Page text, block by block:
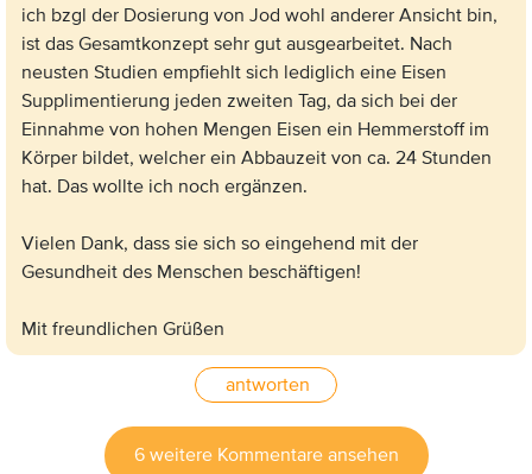
ich bzgl der Dosierung von Jod wohl anderer Ansicht bin,
ist das Gesamtkonzept sehr gut ausgearbeitet. Nach
neusten Studien empfiehlt sich lediglich eine Eisen
Supplimentierung jeden zweiten Tag, da sich bei der
Einnahme von hohen Mengen Eisen ein Hemmerstoff im
Körper bildet, welcher ein Abbauzeit von ca. 24 Stunden
hat. Das wollte ich noch ergänzen.
Vielen Dank, dass sie sich so eingehend mit der
Gesundheit des Menschen beschäftigen!
Mit freundlichen Grüßen
antworten
6 weitere Kommentare ansehen